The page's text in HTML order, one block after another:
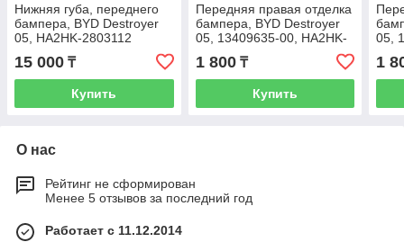
Нижняя губа, переднего
бампера, BYD Destroyer
05, HA2HK-2803112
15 000 ₸
Купить
Передняя правая отделка
бампера, BYD Destroyer
05, 13409635-00, HA2HK-
1 800₸
Купить
05,
1
О нас
Рейтинг не сформирован
Менее 5 отзывов за последний год
Работает с 11.12.2014